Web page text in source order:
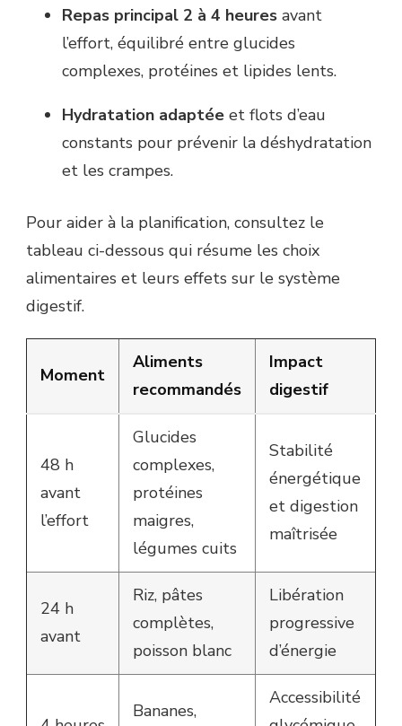
Repas principal 2 à 4 heures avant
l’effort, équilibré entre glucides
complexes, protéines et lipides lents.
Hydratation adaptée et flots d’eau
constants pour prévenir la déshydratation
et les crampes.
Pour aider à la planification, consultez le
tableau ci-dessous qui résume les choix
alimentaires et leurs effets sur le système
digestif.
Moment
Aliments
recommandés
Impact
digestif
48 h
avant
l’effort
Glucides
complexes,
protéines
maigres,
légumes cuits
Stabilité
énergétique
et digestion
maîtrisée
24 h
avant
Riz, pâtes
complètes,
poisson blanc
Libération
progressive
d’énergie
Bananes,
Accessibilité